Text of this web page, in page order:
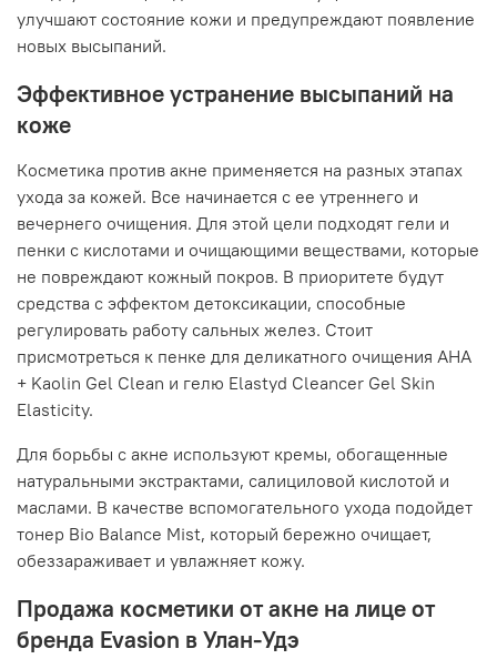
улучшают состояние кожи и предупреждают появление
новых высыпаний.
Эффективное устранение высыпаний на
коже
Косметика против акне применяется на разных этапах
ухода за кожей. Все начинается с ее утреннего и
вечернего очищения. Для этой цели подходят гели и
пенки с кислотами и очищающими веществами, которые
не повреждают кожный покров. В приоритете будут
средства с эффектом детоксикации, способные
регулировать работу сальных желез. Стоит
присмотреться к пенке для деликатного очищения AHA
+ Kaolin Gel Clean и гелю Elastyd Cleancer Gel Skin
Elasticity.
Для борьбы с акне используют кремы, обогащенные
натуральными экстрактами, салициловой кислотой и
маслами. В качестве вспомогательного ухода подойдет
тонер Bio Balance Mist, который бережно очищает,
обеззараживает и увлажняет кожу.
Продажа косметики от акне на лице от
бренда Evasion в Улан-Удэ